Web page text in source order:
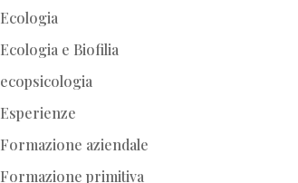
Ecologia
Ecologia e Biofilia
ecopsicologia
Esperienze
Formazione aziendale
Formazione primitiva